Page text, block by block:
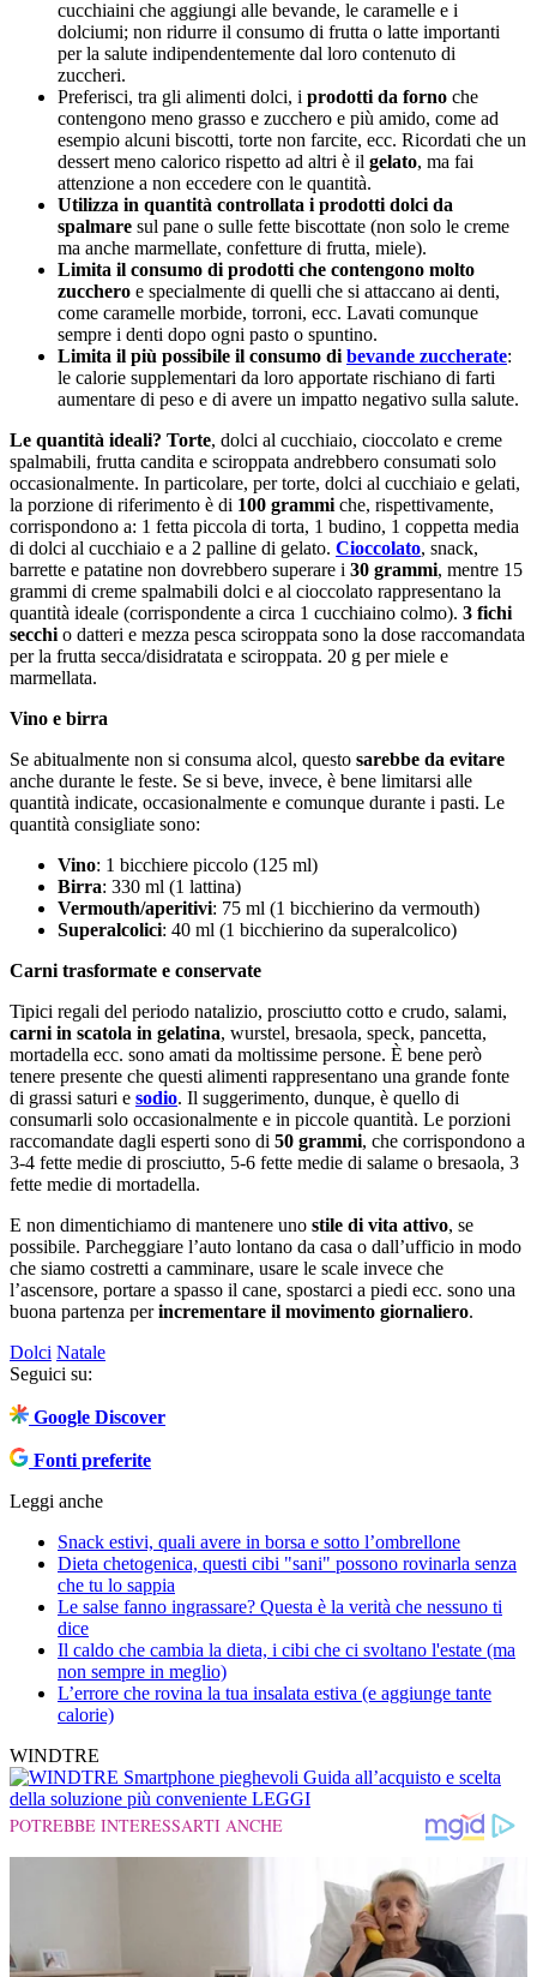
cucchiaini che aggiungi alle bevande, le caramelle e i
dolciumi; non ridurre il consumo di frutta o latte importanti
per la salute indipendentemente dal loro contenuto di
zuccheri.
Preferisci, tra gli alimenti dolci, i prodotti da forno che
contengono meno grasso e zucchero e più amido, come ad
esempio alcuni biscotti, torte non farcite, ecc. Ricordati che un
dessert meno calorico rispetto ad altri è il gelato, ma fai
attenzione a non eccedere con le quantità.
Utilizza in quantità controllata i prodotti dolci da
spalmare sul pane o sulle fette biscottate (non solo le creme
ma anche marmellate, confetture di frutta, miele).
Limita il consumo di prodotti che contengono molto
zucchero e specialmente di quelli che si attaccano ai denti,
come caramelle morbide, torroni, ecc. Lavati comunque
sempre i denti dopo ogni pasto o spuntino.
Limita il più possibile il consumo di bevande zuccherate:
le calorie supplementari da loro apportate rischiano di farti
aumentare di peso e di avere un impatto negativo sulla salute.
Le quantità ideali? Torte, dolci al cucchiaio, cioccolato e creme
spalmabili, frutta candita e sciroppata andrebbero consumati solo
occasionalmente. In particolare, per torte, dolci al cucchiaio e gelati,
la porzione di riferimento è di 100 grammi che, rispettivamente,
corrispondono a: 1 fetta piccola di torta, 1 budino, 1 coppetta media
di dolci al cucchiaio e a 2 palline di gelato. Cioccolato, snack,
barrette e patatine non dovrebbero superare i 30 grammi, mentre 15
grammi di creme spalmabili dolci e al cioccolato rappresentano la
quantità ideale (corrispondente a circa 1 cucchiaino colmo). 3 fichi
secchi o datteri e mezza pesca sciroppata sono la dose raccomandata
per la frutta secca/disidratata e sciroppata. 20 g per miele e
marmellata.
Vino e birra
Se abitualmente non si consuma alcol, questo sarebbe da evitare
anche durante le feste. Se si beve, invece, è bene limitarsi alle
quantità indicate, occasionalmente e comunque durante i pasti. Le
quantità consigliate sono:
Vino: 1 bicchiere piccolo (125 ml)
Birra: 330 ml (1 lattina)
Vermouth/aperitivi: 75 ml (1 bicchierino da vermouth)
Superalcolici: 40 ml (1 bicchierino da superalcolico)
Carni trasformate e conservate
Tipici regali del periodo natalizio, prosciutto cotto e crudo, salami,
carni in scatola in gelatina, wurstel, bresaola, speck, pancetta,
mortadella ecc. sono amati da moltissime persone. È bene però
tenere presente che questi alimenti rappresentano una grande fonte
di grassi saturi e sodio. Il suggerimento, dunque, è quello di
consumarli solo occasionalmente e in piccole quantità. Le porzioni
raccomandate dagli esperti sono di 50 grammi, che corrispondono a
3-4 fette medie di prosciutto, 5-6 fette medie di salame o bresaola, 3
fette medie di mortadella.
E non dimentichiamo di mantenere uno stile di vita attivo, se
possibile. Parcheggiare l’auto lontano da casa o dall’ufficio in modo
che siamo costretti a camminare, usare le scale invece che
l’ascensore, portare a spasso il cane, spostarci a piedi ecc. sono una
buona partenza perincrementare il movimento giornaliero.
Dolci Natale
Seguici su:
Google Discover
Fonti preferite
Leggi anche
Snack estivi, quali avere in borsa e sotto l’ombrellone
Dieta chetogenica, questi cibi "sani" possono rovinarla senza
che tu lo sappia
Le salse fanno ingrassare? Questa è la verità che nessuno ti
dice
Il caldo che cambia la dieta, i cibi che ci svoltano l'estate (ma
non sempre in meglio)
L’errore che rovina la tua insalata estiva (e aggiunge tante
calorie)
WINDTRE
Smartphone pieghevoli Guida all’acquisto e scelta
della soluzione più conveniente LEGGI